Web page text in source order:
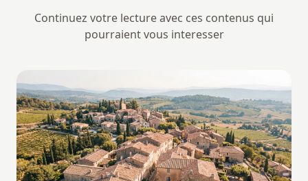
Continuez votre lecture avec ces contenus qui
pourraient vous interesser